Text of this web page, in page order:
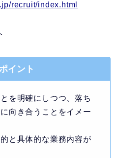
recruit/index.html
イント
を明確にしつつ、落ち
向き合うことをイメー
と具体的な業務内容が